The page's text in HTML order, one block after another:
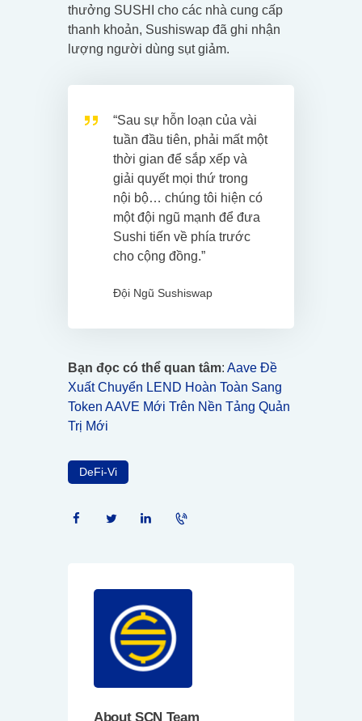
thưởng SUSHI cho các nhà cung cấp
thanh khoản, Sushiswap đã ghi nhận
lượng người dùng sụt giảm.
“Sau sự hỗn loạn của vài
tuần đầu tiên, phải mất một
thời gian để sắp xếp và
giải quyết mọi thứ trong
nội bộ… chúng tôi hiện có
một đội ngũ mạnh để đưa
Sushi tiến về phía trước
cho cộng đồng.”
Đội Ngũ Sushiswap
Bạn đọc có thể quan tâm: Aave Đề
Xuất Chuyển LEND Hoàn Toàn Sang
Token AAVE Mới Trên Nền Tảng Quản
Trị Mới
DeFi-Vi
About SCN Team